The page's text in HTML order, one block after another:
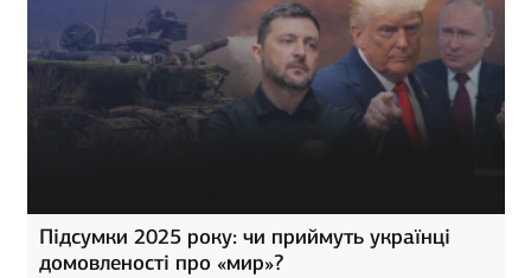
Підсумки 2025 року: чи приймуть українці
домовленості про «мир»?